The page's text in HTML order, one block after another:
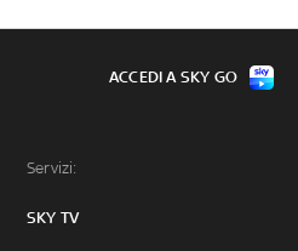
Servizi:
SKY TV
ACCEDI A SKY GO